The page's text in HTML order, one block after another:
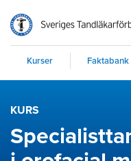
Kurser Faktabank
KURS